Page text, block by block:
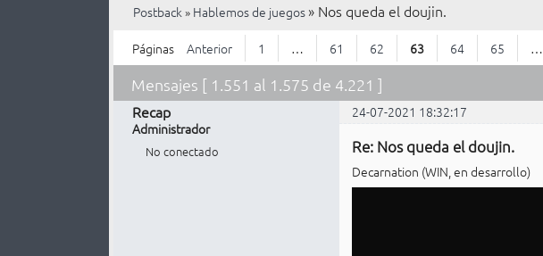
Postback» Hablemos de juegos » Nos queda el doujin.
Páginas Anterior 1 … 61 62 63 64 65 …
Mensajes [ 1.551 al 1.575 de 4.221 ]
Recap
24-07-2021 18:32:17
Administrador
No conectado Re: Nos queda el doujin.
Decarnation (WIN, en desarrollo)